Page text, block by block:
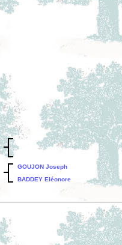
GOUJON Joseph
BADDEY Eléonore